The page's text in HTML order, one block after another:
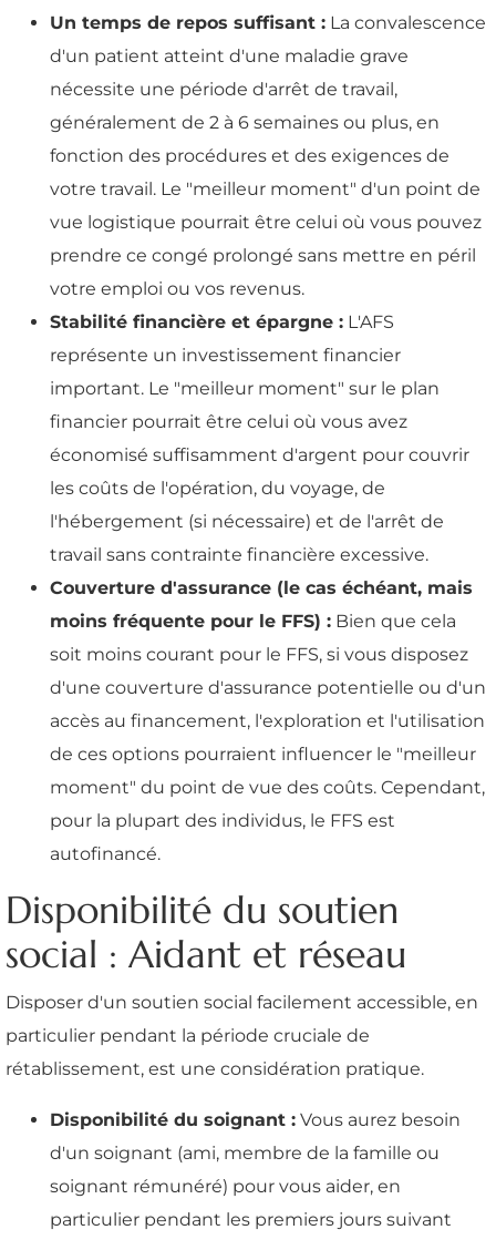
Un temps de repos suffisant : La convalescence
d'un patient atteint d'une maladie grave
nécessite une période d'arrêt de travail,
généralement de 2 à 6 semaines ou plus, en
fonction des procédures et des exigences de
votre travail. Le "meilleur moment" d'un point de
vue logistique pourrait être celui où vous pouvez
prendre ce congé prolongé sans mettre en péril
votre emploi ou vos revenus.
Stabilité financière et épargne : L'AFS
représente un investissement financier
important. Le "meilleur moment" sur le plan
financier pourrait être celui où vous avez
économisé suffisamment d'argent pour couvrir
les coûts de l'opération, du voyage, de
l'hébergement (si nécessaire) et de l'arrêt de
travail sans contrainte financière excessive.
Couverture d'assurance (le cas échéant, mais
moins fréquente pour le FFS) : Bien que cela
soit moins courant pour le FFS, si vous disposez
d'une couverture d'assurance potentielle ou d'un
accès au financement, l'exploration et l'utilisation
de ces options pourraient influencer le "meilleur
moment" du point de vue des coûts. Cependant,
pour la plupart des individus, le FFS est
autofinancé.
Disponibilité du soutien
social : Aidant et réseau
Disposer d'un soutien social facilement accessible, en
particulier pendant la période cruciale de
rétablissement, est une considération pratique.
Disponibilité du soignant : Vous aurez besoin
d'un soignant (ami, membre de la famille ou
soignant rémunéré) pour vous aider, en
particulier pendant les premiers jours suivant